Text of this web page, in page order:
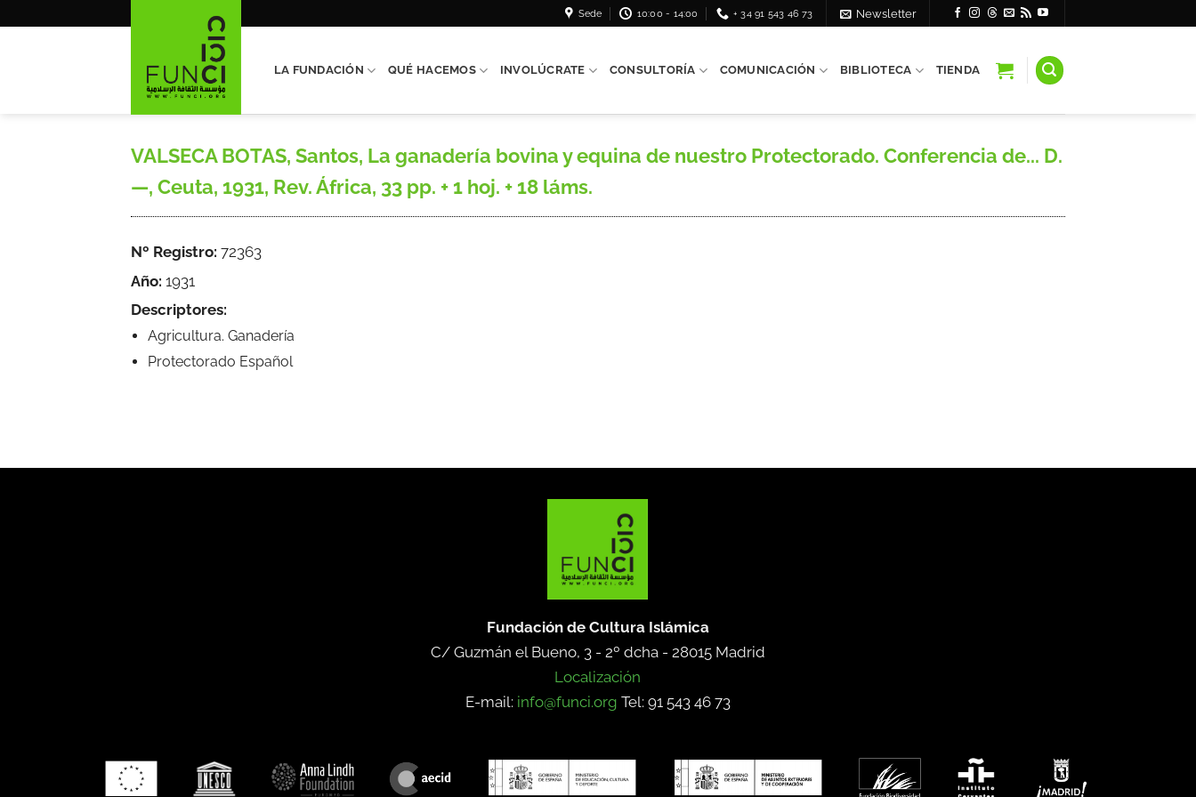
Sede 10:00 - 14:00 + 34 91 543 46 73 Newsletter
LA FUNDACIÓN QUÉ HACEMOS INVOLÚCRATE CONSULTORÍA COMUNICACIÓN BIBLIOTECA TIENDA
VALSECA BOTAS, Santos, La ganadería bovina y equina de nuestro Protectorado. Conferencia de... D.
—, Ceuta, 1931, Rev. África, 33 pp. + 1 hoj. + 18 láms.
Nº Registro: 72363
Año: 1931
Descriptores:
Agricultura. Ganadería
Protectorado Español
Fundación de Cultura Islámica
C/ Guzmán el Bueno, 3 - 2º dcha - 28015 Madrid
Localización
E-mail: info@funci.org Tel: 91 543 46 73